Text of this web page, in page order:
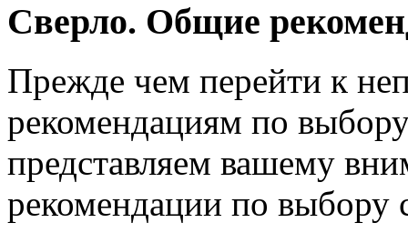
Сверло. Общие
Прежде чем перейти к
рекомендациям по
представляем вашему
рекомендации по выбору